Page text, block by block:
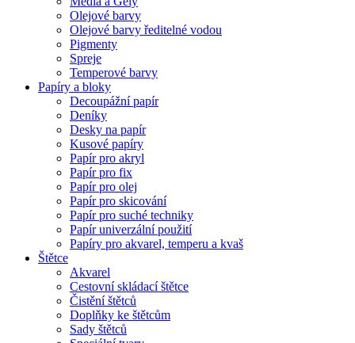
Olejové barvy
Olejové barvy ředitelné vodou
Pigmenty
Spreje
Temperové barvy
Papíry a bloky
Decoupážní papír
Deníky
Desky na papír
Kusové papíry
Papír pro akryl
Papír pro fix
Papír pro olej
Papír pro skicování
Papír pro suché techniky
Papír univerzální použití
Papíry pro akvarel, temperu a kvaš
Štětce
Akvarel
Cestovní skládací štětce
Čistění štětců
Doplňky ke štětcům
Sady štětců